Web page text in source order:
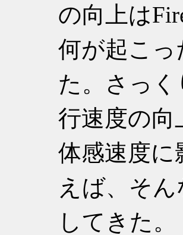
の向上は
何が起こ
た。さっく
行速度の
体感速度
えば、そ
してきた。